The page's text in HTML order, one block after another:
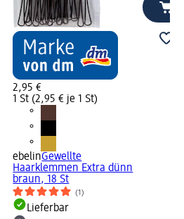
2,95 €
1 St (2,95 € je 1 St)
ebelinGewellte
Haarklemmen Extra dünn
braun, 18 St
(1)
Lieferbar